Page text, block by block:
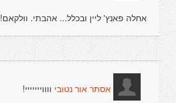
אחלה פאנץ' ליין ובכלל... אהבתי. וולקאם!
אסתר אור נטובי ווווייייייי!